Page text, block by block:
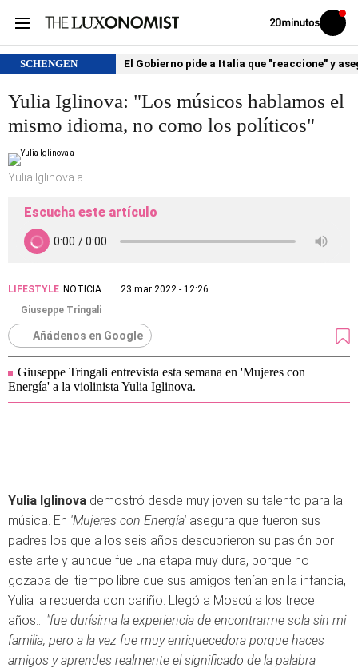
Volver
Iniciar
sesión
SCHENGEN El Gobierno pide a Italia que "reaccione" y
Yulia Iglinova: "Los músicos hablamos el
mismo idioma, no como los políticos"
Yulia Iglinova a
Escucha este artículo
LIFESTYLE NOTICIA
23 mar 2022 - 12:26
Giuseppe Tringali
Añádenos en Google
Giuseppe Tringali entrevista esta semana en 'Mujeres con
Energía' a la violinista Yulia Iglinova.
Yulia Iglinova demostró desde muy joven su talento para la
música. En 'Mujeres con Energía' asegura que fueron sus
padres los que a los seis años descubrieron su pasión por
este arte y aunque fue una etapa muy dura, porque no
gozaba del tiempo libre que sus amigos tenían en la infancia,
Yulia la recuerda con cariño. Llegó a Moscú a los trece
años... "fue durísima la experiencia de encontrarme sola sin mi
familia, pero a la vez fue muy enriquecedora porque haces
amigos y aprendes realmente el significado de la palabra